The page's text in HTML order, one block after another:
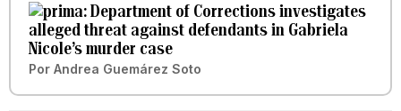
Department of Corrections investigates
alleged threat against defendants in Gabriela
Nicole’s murder case
Por Andrea Guemárez Soto